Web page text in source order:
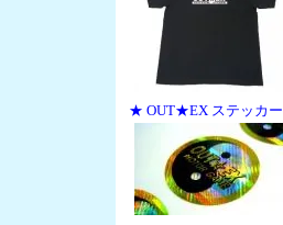
★ OUT★EX ステッカー